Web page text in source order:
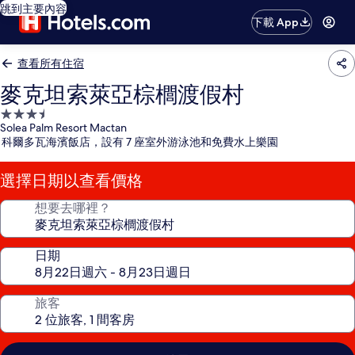
跳到主要內容
下載 App
查看所有住宿
麥克坦索萊亞棕櫚渡假村
3.5
星
級
住
宿
Solea Palm Resort Mactan
科爾多瓦海濱飯店，設有 7 座室外游泳池和免費水上樂園
選擇日期以查看價格
想要去哪裡？
日期
旅客